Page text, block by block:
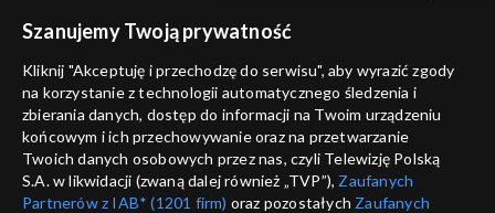
ANULUJ
informacje o dostawcy usług
Szanujemy Twoją prywatność
Kliknij "Akceptuję i przechodzę do serwisu", aby wyrazić zgody
na korzystanie z technologii automatycznego śledzenia i
zbierania danych, dostęp do informacji na Twoim urządzeniu
końcowym i ich przechowywanie oraz na przetwarzanie
Twoich danych osobowych przez nas, czyli Telewizję Polską
S.A. w likwidacji (zwaną dalej również „TVP”), Zaufanych
Partnerów z IAB* (1201 firm) oraz pozostałych Zaufanych